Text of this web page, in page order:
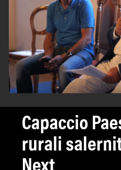
Capaccio
rurali